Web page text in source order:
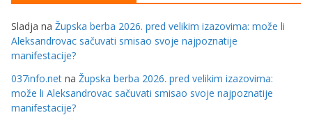
Sladja na Župska berba 2026. pred velikim izazovima: može li
Aleksandrovac sačuvati smisao svoje najpoznatije
manifestacije?
037info.net na Župska berba 2026. pred velikim izazovima:
može li Aleksandrovac sačuvati smisao svoje najpoznatije
manifestacije?